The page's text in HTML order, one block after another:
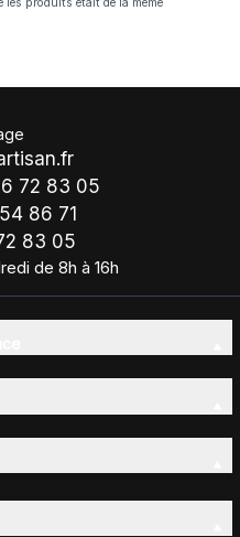
72 83 05
86 71
83 05
de 8h à 16h